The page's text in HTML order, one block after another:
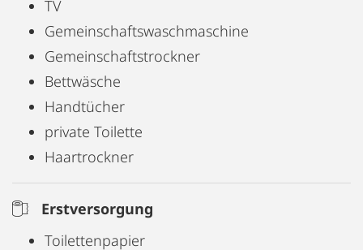
TV
Gemeinschaftswaschmaschine
Gemeinschaftstrockner
Bettwäsche
Handtücher
private Toilette
Haartrockner
Erstversorgung
Toilettenpapier